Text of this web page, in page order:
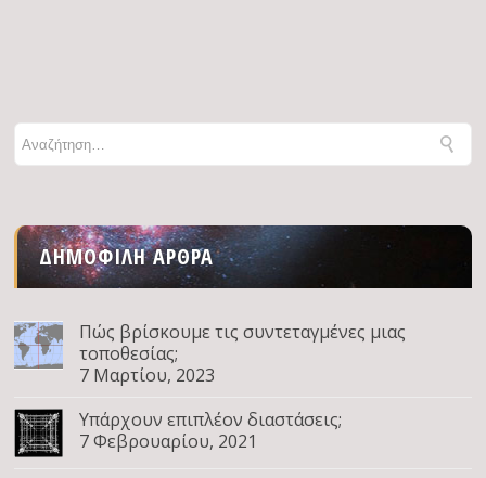
ΔΗΜΟΦΙΛΉ ΆΡΘΡΑ
Πώς βρίσκουμε τις συντεταγμένες μιας
τοποθεσίας;
7 Μαρτίου, 2023
Υπάρχουν επιπλέον διαστάσεις;
7 Φεβρουαρίου, 2021